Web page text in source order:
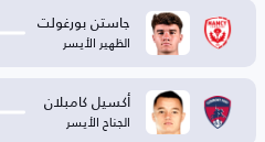
جاستن بورغولت
الظهير الأيسر
أكسيل كامبلان
الجناح الأيسر